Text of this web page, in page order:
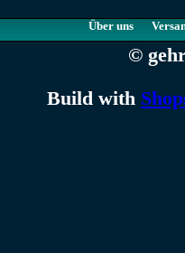
Über uns
©
Build with